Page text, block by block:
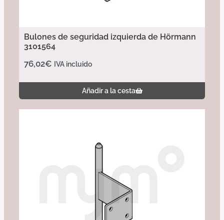
Bulones de seguridad izquierda de Hörmann
3101564
76,02€ IVA incluido
Añadir a la cesta